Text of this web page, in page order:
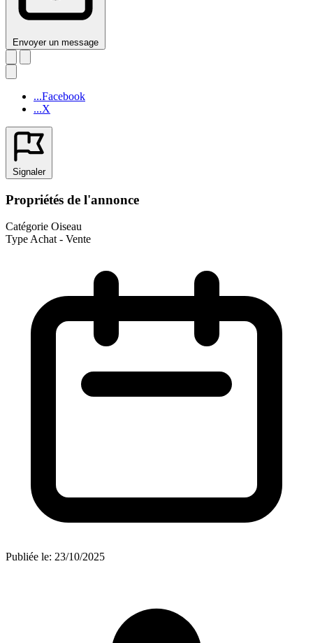
Envoyer un message
...Facebook
...X
Signaler
Propriétés de l'annonce
Catégorie Oiseau
TypeAchat - Vente
Publiée le: 23/10/2025